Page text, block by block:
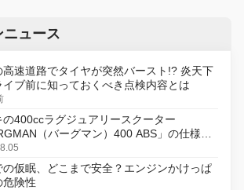
ュース
高速道路でタイヤが突然バースト!? 炎天下
イブ前に知っておくべき点検内容とは
の400ccラグジュアリースクーター
（バーグマン）400 ABS」の仕様を
8月18日に発売
の仮眠、どこまで安全？エンジンかけっぱ
危険性